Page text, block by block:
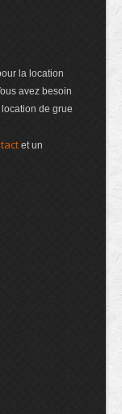
la location
avez besoin
de grue
et un